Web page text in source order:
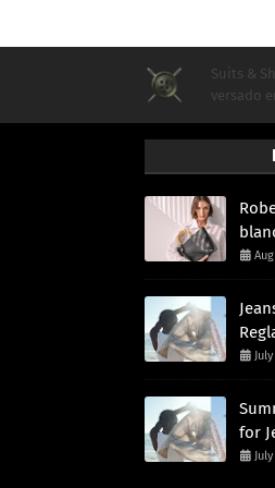
Suits &
versado
for